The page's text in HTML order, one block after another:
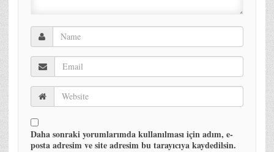
Daha sonraki yorumlarımda kullanılması için adım, e-
posta adresim ve site adresim bu tarayıcıya kaydedilsin.